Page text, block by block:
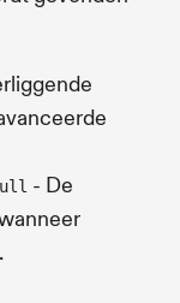
- De
.